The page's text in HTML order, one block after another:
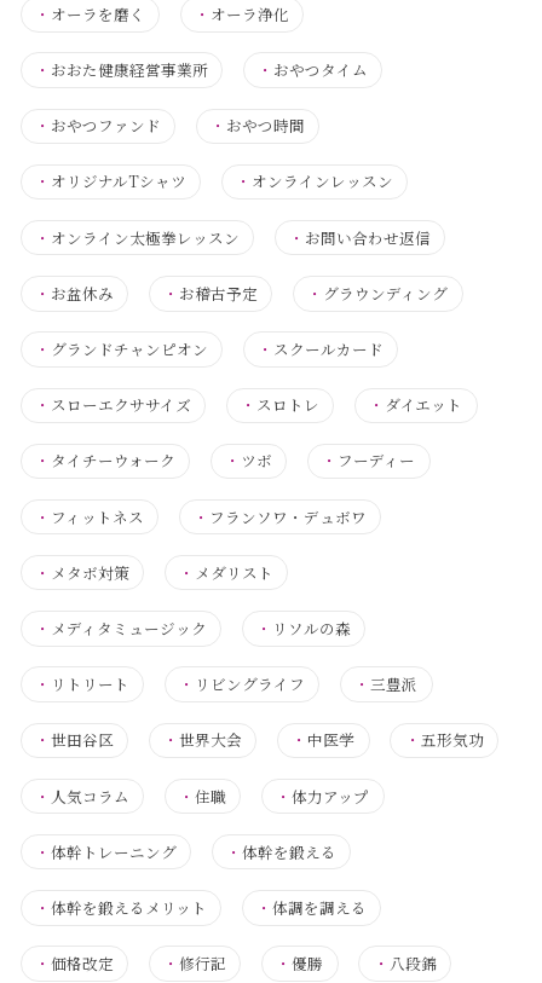
・ オーラを磨く ・ オーラ浄化
・ おおた健康経営事業所 ・ おやつタイム
・ おやつファンド ・ おやつ時間
・ オリジナルTシャツ ・ オンラインレッスン
・ オンライン太極拳レッスン ・ お問い合わせ返信
・ お盆休み ・ お稽古予定 ・ グラウンディング
・ グランドチャンピオン ・ スクールカード
・ スローエクササイズ ・ スロトレ ・ ダイエット
・ タイチーウォーク ・ ツボ ・ フーディー
・ フィットネス ・ フランソワ・デュボワ
・ メタボ対策 ・ メダリスト
・ メディタミュージック ・ リソルの森
・ リトリート ・ リビングライフ ・三豊派
・ 世田谷区 ・世界大会 ・ 中医学 ・ 五形気功
・ 人気コラム ・住職 ・体力アップ
・ 体幹トレーニング ・体幹を鍛える
・ 体幹を鍛えるメリット ・体調を調える
・ 価格改定 ・修行記 ・優勝 ・ 八段錦